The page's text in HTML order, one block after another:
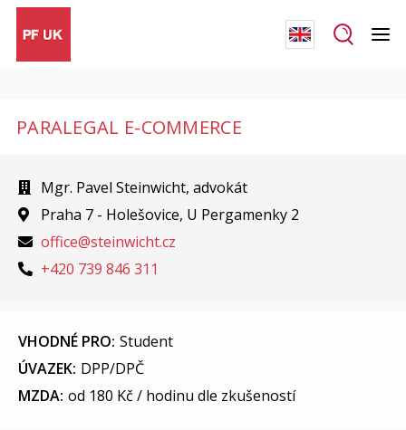
PARALEGAL E-COMMERCE
Mgr. Pavel Steinwicht, advokát
Praha 7 - Holešovice, U Pergamenky 2
office@steinwicht.cz
+420 739 846 311
VHODNÉ PRO: Student
ÚVAZEK: DPP/DPČ
MZDA: od 180 Kč / hodinu dle zkušeností